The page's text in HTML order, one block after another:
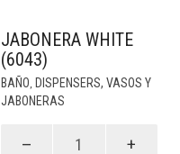
JABONERA WHITE
(6043)
BAÑO, DISPENSERS, VASOS Y
JABONERAS
white